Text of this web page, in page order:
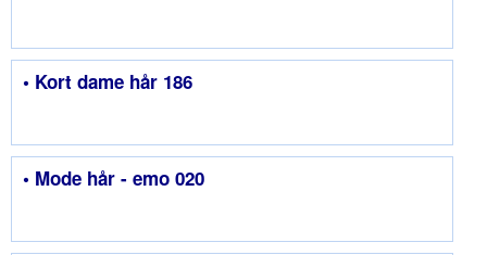
• Kort dame hår 186
• Mode hår - emo 020